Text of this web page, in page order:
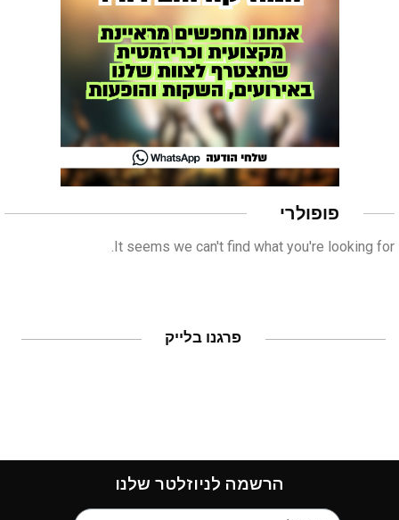
פופולרי
It seems we can't find what you're looking for.
פרגנו בלייק
הרשמה לניוזלטר שלנו